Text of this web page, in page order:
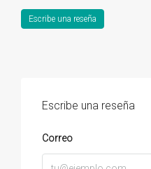
Escribe una reseña
Escribe una reseña
Correo